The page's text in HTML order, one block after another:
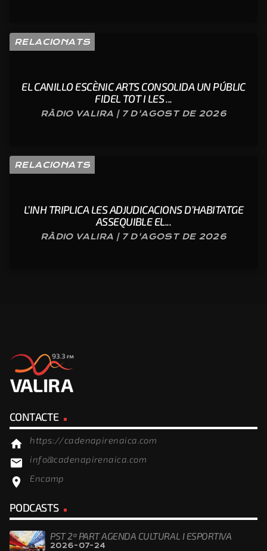
RELACIONATS
EL CANILLO ESCÈNIC ARTS CONSOLIDA UN PÚBLIC
FIDEL TOT I LES ...
RÀDIO VALIRA | 7 D'AGOST DE 2026
RELACIONATS
L’INH TRIPLICA LES ADJUDICACIONS D’HABITATGE
ASSEQUIBLE EL...
RÀDIO VALIRA | 7 D'AGOST DE 2026
CONTACTE
home https://cadenapirenaica.com
email info@cadenapirenaica.com
location_on Encamp
PODCASTS
PST 2ª PART AGENDA CULTURAL I ESPORTIVA
2026-07-24